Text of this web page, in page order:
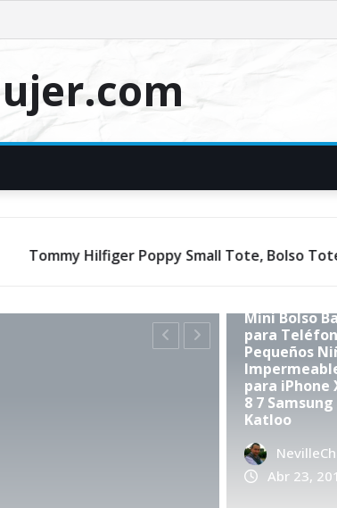
Bolso Totes para Mujer, 23x15x22 cm (W x
Mini Bolso
para
Pequeños
para iPhone
8 7 Samsung
Katloo
Abr 23,